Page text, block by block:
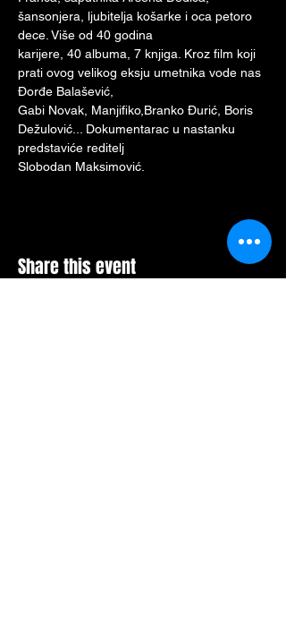
šansonjera, ljubitelja košarke i oca petoro
dece. Više od 40 godina
karijere, 40 albuma, 7 knjiga. Kroz film koji
prati ovog velikog eksju umetnika vode nas
Đorđe Balašević,
Gabi Novak, Manjifiko,Branko Đurić, Boris
Dežulović... Dokumentarac u nastanku
predstaviće reditelj
Slobodan Maksimović.
Share this event